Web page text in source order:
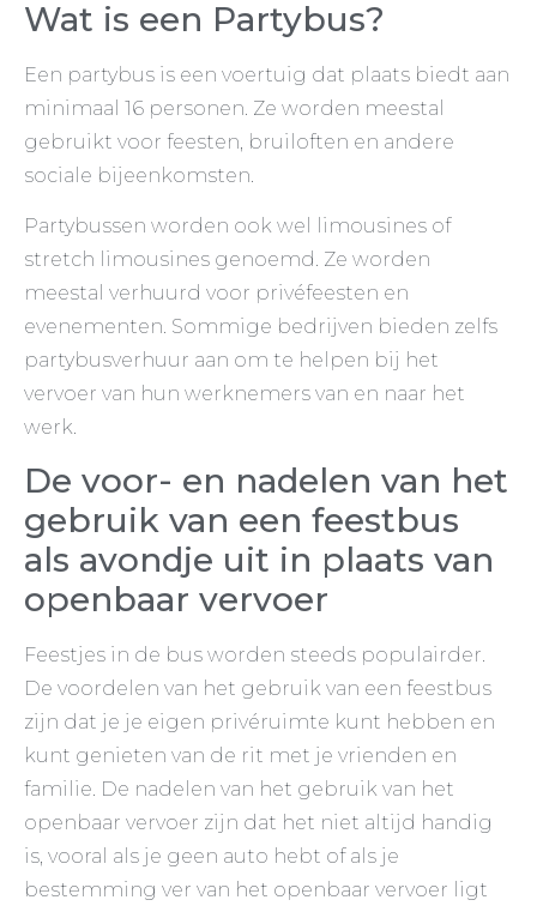
Wat is een Partybus?
Een partybus is een voertuig dat plaats biedt aan
minimaal 16 personen. Ze worden meestal
gebruikt voor feesten, bruiloften en andere
sociale bijeenkomsten.
Partybussen worden ook wel limousines of
stretch limousines genoemd. Ze worden
meestal verhuurd voor privéfeesten en
evenementen. Sommige bedrijven bieden zelfs
partybusverhuur aan om te helpen bij het
vervoer van hun werknemers van en naar het
werk.
De voor- en nadelen van het
gebruik van een feestbus
als avondje uit in plaats van
openbaar vervoer
Feestjes in de bus worden steeds populairder.
De voordelen van het gebruik van een feestbus
zijn dat je je eigen privéruimte kunt hebben en
kunt genieten van de rit met je vrienden en
familie. De nadelen van het gebruik van het
openbaar vervoer zijn dat het niet altijd handig
is, vooral als je geen auto hebt of als je
bestemming ver van het openbaar vervoer ligt